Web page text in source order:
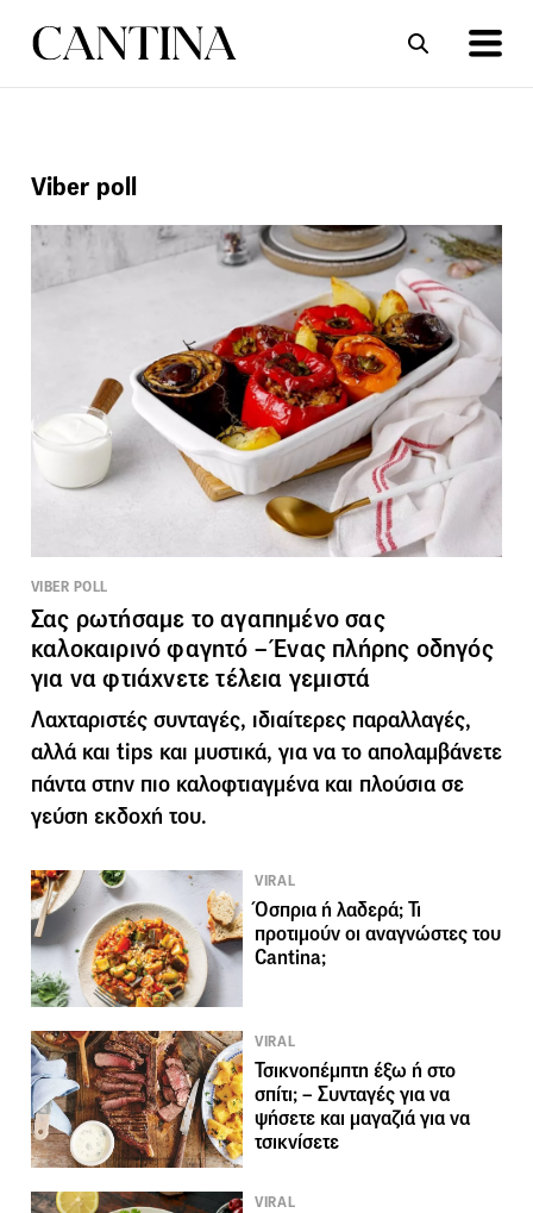
ΣΥΝΤΑΓΕΣ
Viber poll
VIBER POLL
Σας ρωτήσαμε το αγαπημένο σας
καλοκαιρινό φαγητό – Ένας πλήρης οδηγός
για να φτιάχνετε τέλεια γεμιστά
Λαχταριστές συνταγές, ιδιαίτερες παραλλαγές,
αλλά και tips και μυστικά, για να το απολαμβάνετε
πάντα στην πιο καλοφτιαγμένα και πλούσια σε
γεύση εκδοχή του.
VIRAL
Όσπρια ή λαδερά; Τι
προτιμούν οι αναγνώστες του
Cantina;
VIRAL
Τσικνοπέμπτη έξω ή στο
σπίτι; – Συνταγές για να
ψήσετε και μαγαζιά για να
τσικνίσετε
VIRAL